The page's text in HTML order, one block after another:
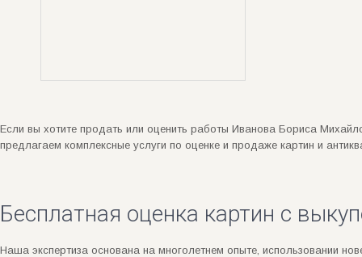
Если вы хотите продать или оценить работы Иванова Бориса
предлагаем комплексные услуги по оценке и продаже картин и
Бесплатная оценка картин с
Наша экспертиза основана на многолетнем опыте, использовании